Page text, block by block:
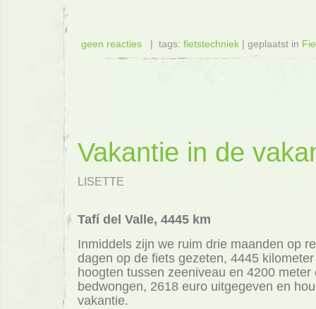
geen reacties | tags: fietstechniek | geplaatst in
Vakantie in de
LISETTE
Tafí del Valle, 4445 km
Inmiddels zijn we ruim drie maanden op
dagen op de fiets gezeten, 4445
hoogten tussen zeeniveau en 4200 meter
bedwongen, 2618 euro uitgegeven en
vakantie.